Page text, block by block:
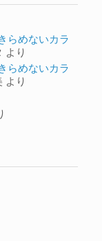
らめないカラ
より
らめないカラ
より